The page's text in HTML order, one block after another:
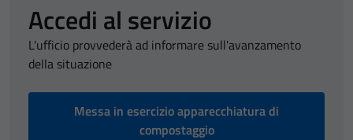
Accedi al servizio
L'ufficio provvederà ad informare sull'avanzamento
della situazione
Messa in esercizio apparecchiatura di
compostaggio